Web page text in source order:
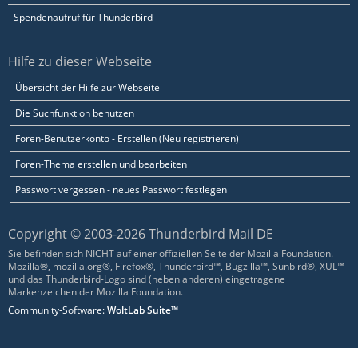
Spendenaufruf für Thunderbird
Hilfe zu dieser Webseite
Übersicht der Hilfe zur Webseite
Die Suchfunktion benutzen
Foren-Benutzerkonto - Erstellen (Neu registrieren)
Foren-Thema erstellen und bearbeiten
Passwort vergessen - neues Passwort festlegen
Copyright © 2003-2026 Thunderbird Mail DE
Sie befinden sich NICHT auf einer offiziellen Seite der Mozilla Foundation.
Mozilla®, mozilla.org®, Firefox®, Thunderbird™, Bugzilla™, Sunbird®, XUL™
und das Thunderbird-Logo sind (neben anderen) eingetragene
Markenzeichen der Mozilla Foundation.
Community-Software:WoltLab Suite™